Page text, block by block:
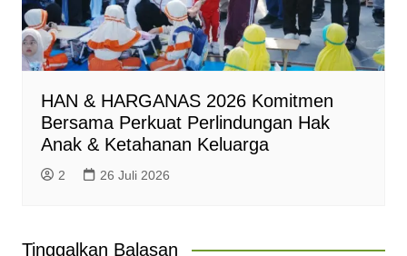
HAN & HARGANAS 2026 Komitmen
Bersama Perkuat Perlindungan Hak
Anak & Ketahanan Keluarga
2 26 Juli 2026
Tinggalkan Balasan